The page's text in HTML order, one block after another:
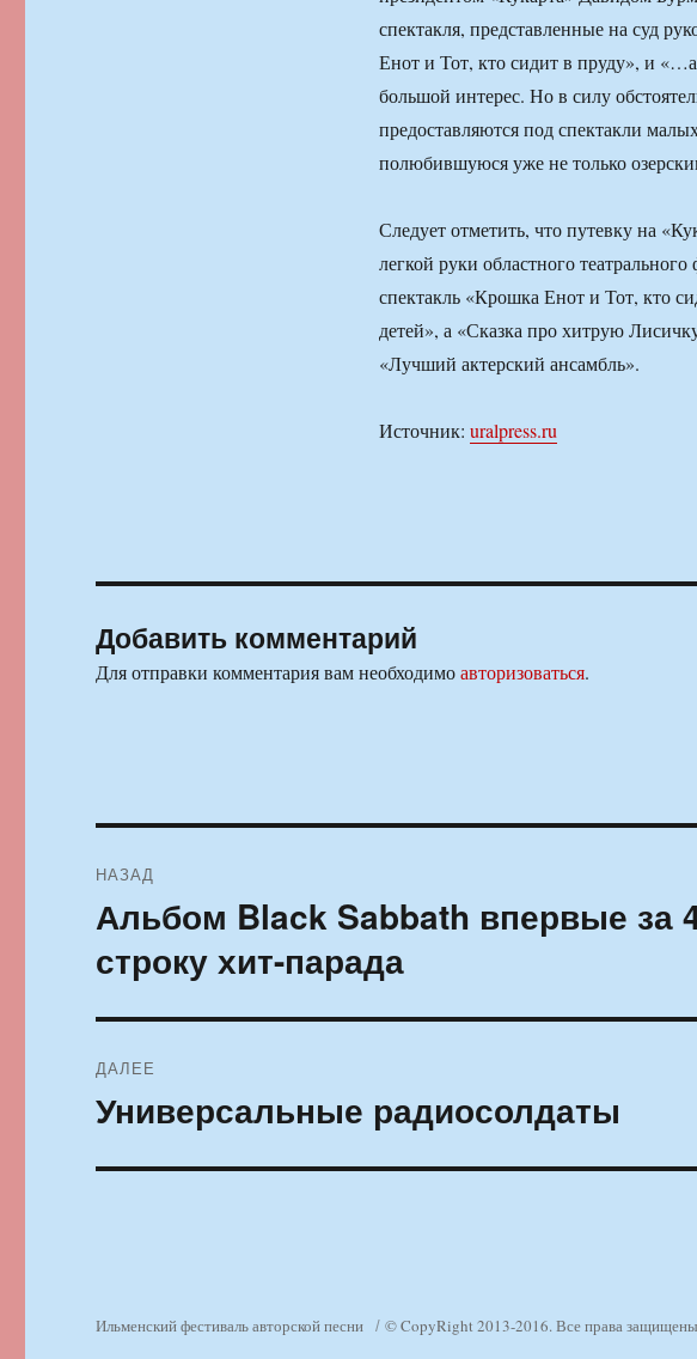
спектакля, представленные на суд
Енот и Тот, кто сидит в пруду», и
большой интерес. Но в силу
предоставляются под спектакли
полюбившуюся уже не только
Следует отметить, что путевку на
легкой руки областного
спектакль «Крошка Енот и Тот, кто
детей», а «Сказка про хитрую
«Лучший актерский ансамбль».
Источник: uralpress.ru
Добавить комментарий
Для отправки комментария вам необходимоавторизоваться.
по
записям
НАЗАД
Предыдущая
Альбом Black Sabbath впервые за
строку хит-парада
ДАЛЕЕ
Следующая
Универсальные радиосолдаты
Ильменский фестиваль авторской песни © CopyRight 2013-2016. Все права защищены